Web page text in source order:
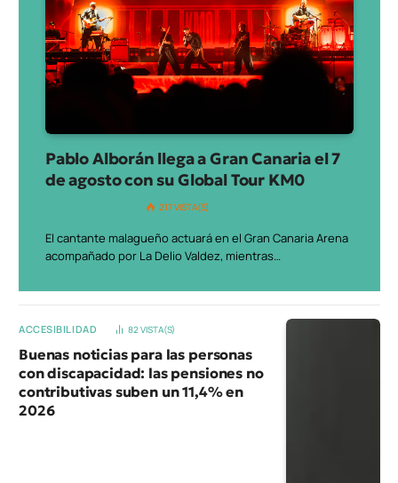
Pablo Alborán llega a Gran Canaria el 7
de agosto con su Global Tour KM0
217VISTA(S)
El cantante malagueño actuará en el Gran Canaria Arena
acompañado por La Delio Valdez, mientras…
ACCESIBILIDAD 82VISTA(S)
Buenas noticias para las personas
con discapacidad: las pensiones no
contributivas suben un 11,4% en
2026